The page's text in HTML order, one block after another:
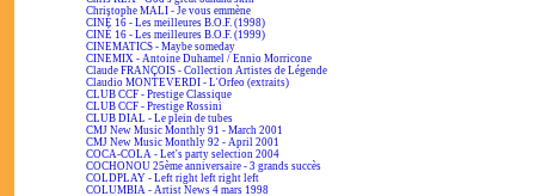
Christophe MALI - Je vous emmène
CINÉ 16 - Les meilleures B.O.F. (1998)
CINÉ 16 - Les meilleures B.O.F. (1999)
CINEMATICS - Maybe someday
CINEMIX - Antoine Duhamel / Ennio Morricone
Claude FRANÇOIS - Collection Artistes de Légende
Claudio MONTEVERDI - L'Orfeo (extraits)
CLUB CCF - Prestige Classique
CLUB CCF - Prestige Rossini
CLUB DIAL - Le plein de tubes
CMJ New Music Monthly 91 - March 2001
CMJ New Music Monthly 92 - April 2001
COCA-COLA - Let's party selection 2004
COCHONOU 25ème anniversaire - 3 grands succès
COLDPLAY - Left right left right left
COLUMBIA - Artist News 4 mars 1998